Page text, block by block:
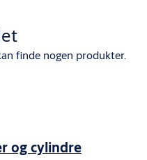
finde nogen produkter.
og cylindre